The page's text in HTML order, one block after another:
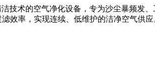
技术的空气净化设备，专为沙尘暴频发
滤效率，实现连续、低维护的洁净空气